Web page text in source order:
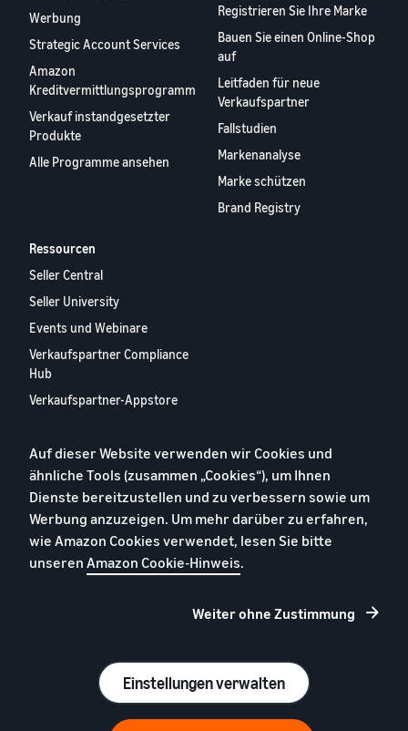
Werbung
Strategic Account Services
Amazon
Kreditvermittlungsprogramm
Verkauf instandgesetzter
Produkte
Alle Programme ansehen
Registrieren Sie Ihre Marke
Bauen Sie einen Online-Shop
auf
Leitfaden für neue
Verkaufspartner
Fallstudien
Markenanalyse
Marke schützen
Brand Registry
Ressourcen
Seller Central
Seller University
Events und Webinare
Verkaufspartner Compliance
Hub
Verkaufspartner-Appstore
Verkaufspartner-Bericht
Kontaktieren Sie uns
Cookies
Impressum
Auf dieser Website verwenden wir Cookies und
ähnliche Tools (zusammen „Cookies“), um Ihnen
Dienste bereitzustellen und zu verbessern sowie um
Werbung anzuzeigen. Um mehr darüber zu erfahren,
wie Amazon Cookies verwendet, lesen Sie bitte
unseren Amazon Cookie-Hinweis.
Weiter ohne Zustimmung
Einstellungen verwalten